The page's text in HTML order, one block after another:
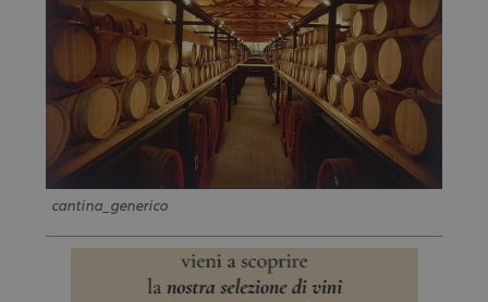
cantina_generico